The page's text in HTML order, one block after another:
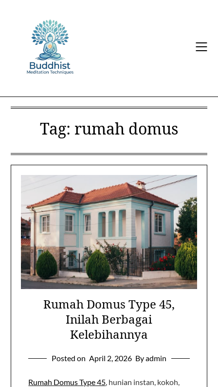
Tag: rumah domus
Rumah Domus Type 45,
Inilah Berbagai
Kelebihannya
Posted on April 2, 2026 By admin
Rumah Domus Type 45 , hunian instan, kokoh,